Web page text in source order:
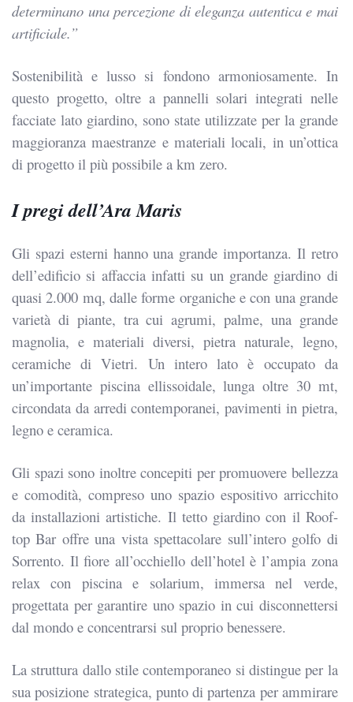
determinano una percezione di eleganza autentica e mai
artificiale.”
Sostenibilità e lusso si fondono armoniosamente. In
questo progetto, oltre a pannelli solari integrati nelle
facciate lato giardino, sono state utilizzate per la grande
maggioranza maestranze e materiali locali, in un’ottica
di progetto il più possibile a km zero.
I pregi dell’Ara Maris
Gli spazi esterni hanno una grande importanza. Il retro
dell’edificio si affaccia infatti su un grande giardino di
quasi 2.000 mq, dalle forme organiche e con una grande
varietà di piante, tra cui agrumi, palme, una grande
magnolia, e materiali diversi, pietra naturale, legno,
ceramiche di Vietri. Un intero lato è occupato da
un’importante piscina ellissoidale, lunga oltre 30 mt,
circondata da arredi contemporanei, pavimenti in pietra,
legno e ceramica.
Gli spazi sono inoltre concepiti per promuovere bellezza
e comodità, compreso uno spazio espositivo arricchito
da installazioni artistiche. Il tetto giardino con il Roof-
top Bar offre una vista spettacolare sull’intero golfo di
Sorrento. Il fiore all’occhiello dell’hotel è l’ampia zona
relax con piscina e solarium, immersa nel verde,
progettata per garantire uno spazio in cui disconnettersi
dal mondo e concentrarsi sul proprio benessere.
La struttura dallo stile contemporaneo si distingue per la
sua posizione strategica, punto di partenza per ammirare